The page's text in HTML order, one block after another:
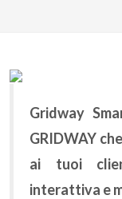
Gridway
GRIDWAY
ai tuoi
interattiva e